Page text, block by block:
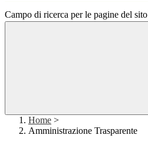
Campo di ricerca per le pagine del sito
Home >
Amministrazione Trasparente